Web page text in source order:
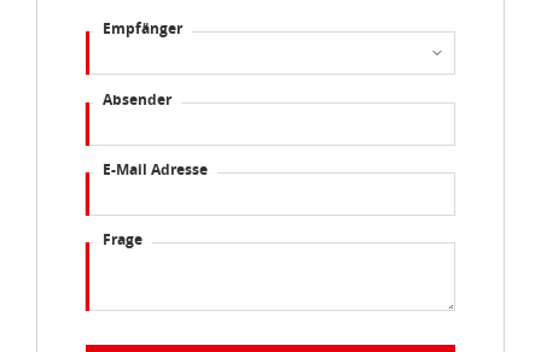
auf Ihrem Bildschirm anpassen und damit widerrufen.
idee+spiel Betriebs-GmbH
Empfänger
Absender
E-Mail Adresse
Frage